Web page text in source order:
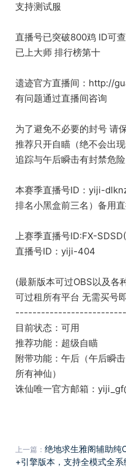
支持测试服
直播号已突破800鸡 ID可查
已上大师 排行榜第十
遗迹官方直播间：http://
有问题通过直播间咨询
为了避免不必要的封号 请
推荐只开自瞄（绝不会出
追踪与午后瞬击有封禁危险
本赛季直播号ID：yiji-
排名小黑盒前三名）备用
上赛季直播号ID:FX-
直播号ID：yiji-404
(最新版本可过OBS以及各
可过租所有平台 无需买号
目前状态：可用
推荐功能：超级自瞄
附带功能：午后（午后瞬
所有神仙）
诛仙唯一官方邮箱：
上一篇： 绝地求生雅阁辅助纯
+引擎版本，支持全模式全系